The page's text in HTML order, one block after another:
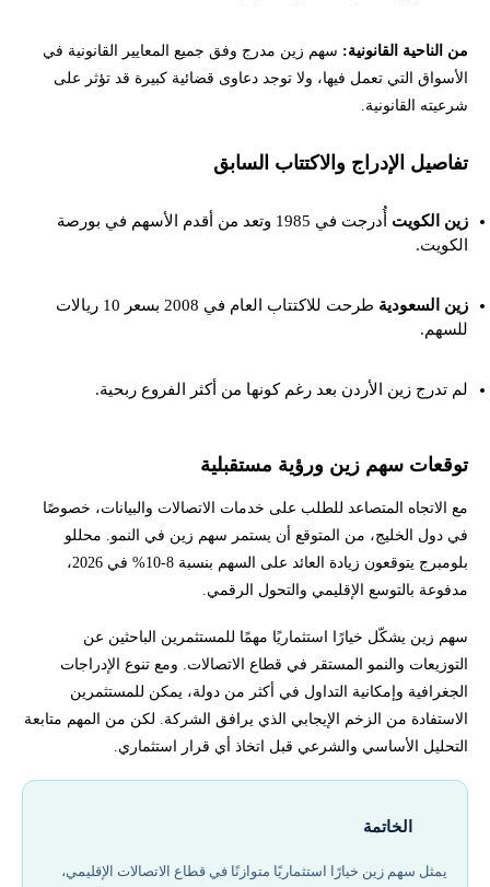
من الناحية القانونية: سهم زين مدرج وفق جميع المعايير القانونية في
الأسواق التي تعمل فيها، ولا توجد دعاوى قضائية كبيرة قد تؤثر على
شرعيته القانونية.
تفاصيل الإدراج والاكتتاب السابق
زين الكويت
أُدرجت في 1985 وتعد من أقدم الأسهم في بورصة
الكويت.
زين السعودية
طرحت للاكتتاب العام في 2008 بسعر 10 ريالات
للسهم.
لم تدرج زين الأردن بعد رغم كونها من أكثر الفروع ربحية.
توقعات سهم زين ورؤية مستقبلية
مع الاتجاه المتصاعد للطلب على خدمات الاتصالات والبيانات، خصوصًا
في دول الخليج، من المتوقع أن يستمر سهم زين في النمو. محللو
بلومبرج يتوقعون زيادة العائد على السهم بنسبة 8-10% في 2026،
مدفوعة بالتوسع الإقليمي والتحول الرقمي.
سهم زين يشكّل خيارًا استثماريًا مهمًا للمستثمرين الباحثين عن
التوزيعات والنمو المستقر في قطاع الاتصالات. ومع تنوع الإدراجات
الجغرافية وإمكانية التداول في أكثر من دولة، يمكن للمستثمرين
الاستفادة من الزخم الإيجابي الذي يرافق الشركة. لكن من المهم متابعة
التحليل الأساسي والشرعي قبل اتخاذ أي قرار استثماري.
الخاتمة
يمثل سهم زين خيارًا استثماريًا متوازنًا في قطاع الاتصالات الإقليمي،